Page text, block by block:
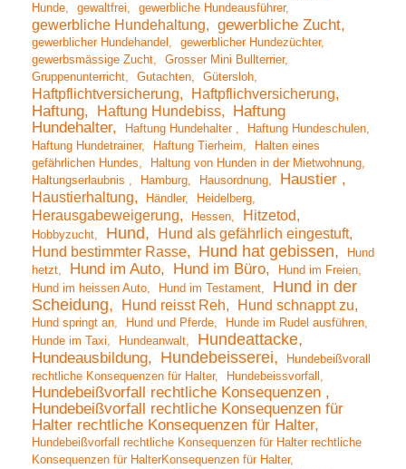
Hunde
gewaltfrei gewerbliche Hundeausführer
gewerbliche Hundehaltung gewerbliche Zucht
gewerblicher Hundehandel
gewerblicher Hundezüchter
gewerbsmässige Zucht
Grosser Mini Bullterrier
Gruppenunterricht
Gutachten Gütersloh
Haftpflichtversicherung Haftpflichversicherung
Haftung Haftung Hundebiss
Haftung
Hundehalter
Haftung Hundehalter
Haftung Hundeschulen
Haftung Hundetrainer
Haftung Tierheim
Halten eines
gefährlichen Hundes
Haltung von Hunden in der Mietwohnung
Haltungserlaubnis
Hamburg Hausordnung Haustier
Haustierhaltung Händler Heidelberg
Herausgabeweigerung Hessen Hitzetod
Hobbyzucht Hund
Hund als gefährlich eingestuft
Hund bestimmter Rasse
Hund hat gebissen
Hund
hetzt
Hund im Auto Hund im Büro
Hund im Freien
Hund im heissen Auto
Hund im Testament
Hund in der
Scheidung
Hund reisst Reh Hund schnappt zu
Hund springt an Hund und Pferde
Hunde im Rudel ausführen
Hunde im Taxi
Hundeanwalt Hundeattacke
Hundeausbildung Hundebeisserei
Hundebeißvorall
rechtliche Konsequenzen für Halter
Hundebeissvorfall
Hundebeißvorfall rechtliche Konsequenzen
Hundebeißvorfall rechtliche Konsequenzen für
Halter rechtliche Konsequenzen für Halter
Hundebeißvorfall rechtliche Konsequenzen für Halter rechtliche
Konsequenzen für HalterKonsequenzen für Halter